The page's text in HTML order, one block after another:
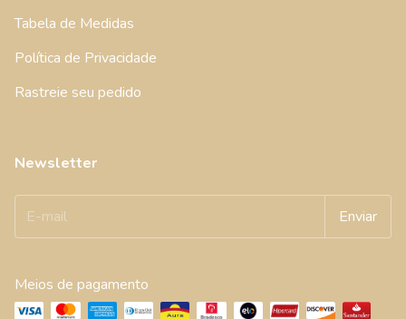
Tabela de Medidas
Política de Privacidade
Rastreie seu pedido
Newsletter
Meios de pagamento